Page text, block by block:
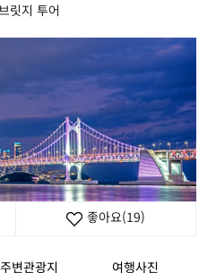
릿지 투어
좋아요(19)
변관광지 여행사진